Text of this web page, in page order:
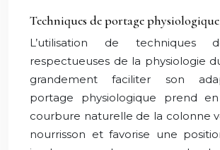
Techniques de portage physiologique
L’utilisation de techniques
respectueuses de la physiologie
grandement faciliter son
portage physiologique prend
courbure naturelle de la colonne
nourrisson et favorise une